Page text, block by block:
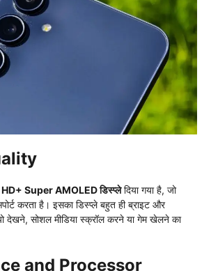
Super AMOLED डिस्प्लेदिया गया है, जो
करता है। इसका डिस्प्ले बहुत ही ब्राइट और
देखने, सोशल मीडिया स्क्रॉल करने या गेम खेलने का
and Processor